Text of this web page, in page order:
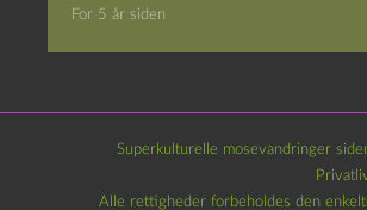
For 5 år siden
Superkulturelle mosevandringer
Alle rettigheder forbeholdes den